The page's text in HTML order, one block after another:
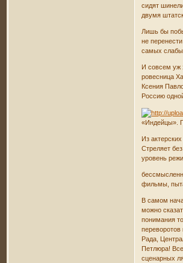
сидят
двумя
Лишь бы
не
самых
И совсем уж
ровесница
Ксения
Россию
«Индейцы».
Из
Стреляет
уровень
фильмы,
В самом
можно
понимания
Рада,
Петлюра!
сценарных